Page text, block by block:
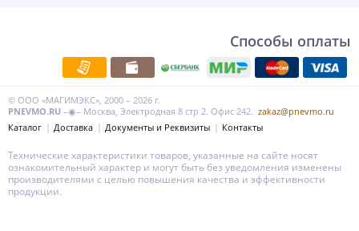
Способы оплаты
© ООО «МАГИМЭКС», 2000 – 2026 г.
PNEVMO.RU –◉– Москва, Электродная 8 стр 2. Офис 242. zakaz@pnevmo.ru
Каталог
Доставка Документы и Реквизиты Контакты
Технические характеристики товаров, указанные на сайте носят
ознакомительный характер и могут быть без уведомления изменены
производителями с целью повышения качества и эффективности
продукции.